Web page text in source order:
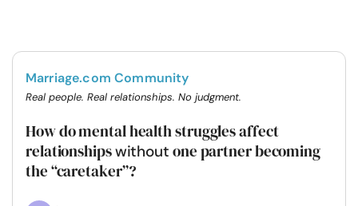
Marriage.com Community
Real people. Real relationships. No judgment.
How do mental health struggles affect
relationshipswithout one partner becoming
the “caretaker”?